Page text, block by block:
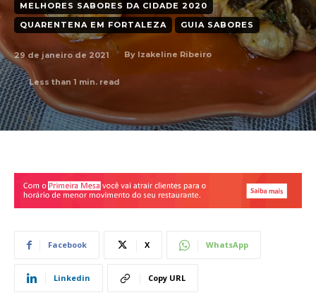
MELHORES SABORES DA CIDADE 2020
QUARENTENA EM FORTALEZA
GUIA SABORES
29 de janeiro de 2021 By Izakeline Ribeiro
Less than 1 min. read
Facebook X WhatsApp
Linkedin Copy URL